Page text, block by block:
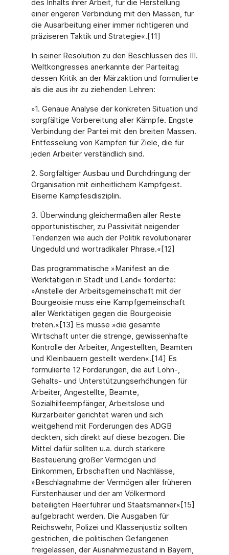
des Inhalts ihrer Arbeit, für die Herstellung
einer engeren Verbindung mit den Massen, für
die Ausarbeitung einer immer richtigeren und
präziseren Taktik und Strategie«.[11]
In seiner Resolution zu den Beschlüssen des III.
Weltkongresses anerkannte der Parteitag
dessen Kritik an der Märzaktion und formulierte
als die aus ihr zu ziehenden Lehren:
»1. Genaue Analyse der konkreten Situation und
sorgfältige Vorbereitung aller Kämpfe. Engste
Verbindung der Partei mit den breiten Massen.
Entfesselung von Kämpfen für Ziele, die für
jeden Arbeiter verständlich sind.
2. Sorgfältiger Ausbau und Durchdringung der
Organisation mit einheitlichem Kampfgeist.
Eiserne Kampfesdisziplin.
3. Überwindung gleichermaßen aller Reste
opportunistischer, zu Passivität neigender
Tendenzen wie auch der Politik revolutionärer
Ungeduld und wortradikaler Phrase.«[12]
Das programmatische »Manifest an die
Werktätigen in Stadt und Land« forderte:
»Anstelle der Arbeitsgemeinschaft mit der
Bourgeoisie muss eine Kampfgemeinschaft
aller Werktätigen gegen die Bourgeoisie
treten.«[13] Es müsse »die gesamte
Wirtschaft unter die strenge, gewissenhafte
Kontrolle der Arbeiter, Angestellten, Beamten
und Kleinbauern gestellt werden«.[14] Es
formulierte 12 Forderungen, die auf Lohn-,
Gehalts- und Unterstützungserhöhungen für
Arbeiter, Angestellte, Beamte,
Sozialhilfeempfänger, Arbeitslose und
Kurzarbeiter gerichtet waren und sich
weitgehend mit Forderungen des ADGB
deckten, sich direkt auf diese bezogen. Die
Mittel dafür sollten u.a. durch stärkere
Besteuerung großer Vermögen und
Einkommen, Erbschaften und Nachlässe,
»Beschlagnahme der Vermögen aller früheren
Fürstenhäuser und der am Völkermord
beteiligten Heerführer und Staatsmänner«[15]
aufgebracht werden. Die Ausgaben für
Reichswehr, Polizei und Klassenjustiz sollten
gestrichen, die politischen Gefangenen
freigelassen, der Ausnahmezustand in Bayern,